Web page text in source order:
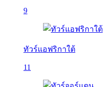
9
ทัวร์แอฟริกาใต้
11